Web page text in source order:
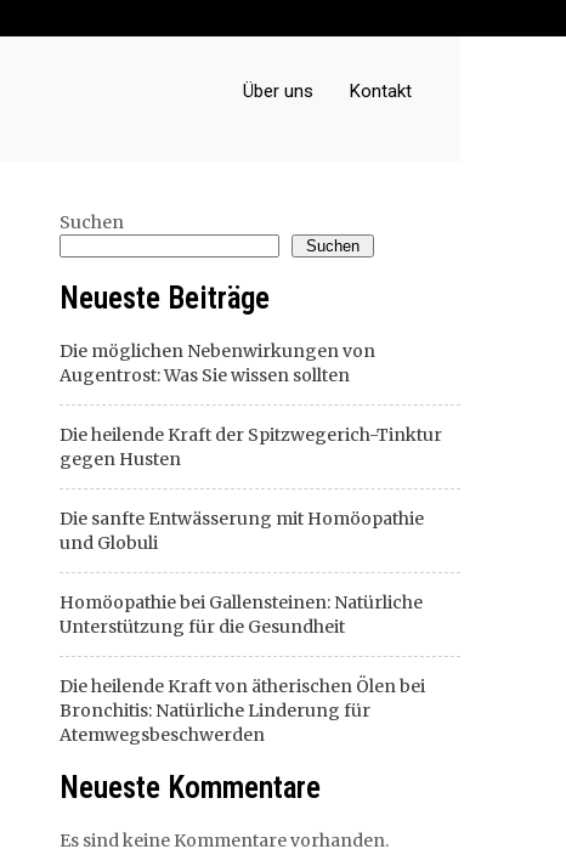
Über uns Kontakt
Suchen
Suchen
Neueste Beiträge
Die möglichen Nebenwirkungen von
Augentrost: Was Sie wissen sollten
Die heilende Kraft der Spitzwegerich-Tinktur
gegen Husten
Die sanfte Entwässerung mit Homöopathie
und Globuli
Homöopathie bei Gallensteinen: Natürliche
Unterstützung für die Gesundheit
Die heilende Kraft von ätherischen Ölen bei
Bronchitis: Natürliche Linderung für
Atemwegsbeschwerden
Neueste Kommentare
Es sind keine Kommentare vorhanden.